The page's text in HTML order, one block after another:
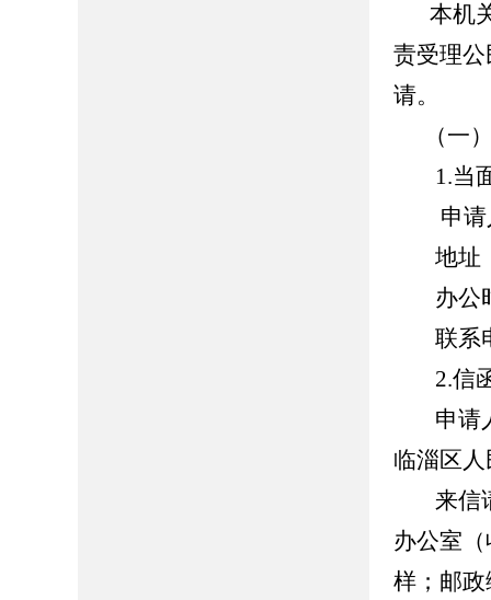
本机
责受理
请。
（一
1.当
申请
地址
办公
联系
2.信
申请
临淄区
来信
办公室
样；邮